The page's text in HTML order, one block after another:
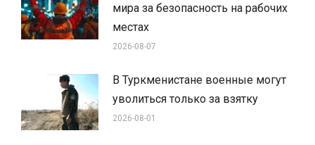
мира за безопасность на рабочих
местах
2026-08-07
В Туркменистане военные могут
уволиться только за взятку
2026-08-01